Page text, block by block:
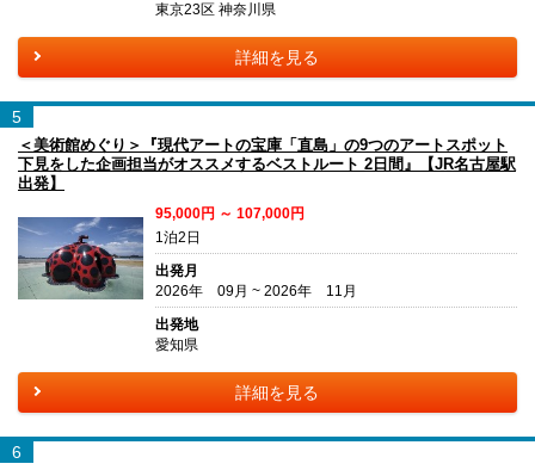
東京23区 神奈川県
詳細を見る
5
＜美術館めぐり＞『現代アートの宝庫「直島」の9つのアートスポット
下見をした企画担当がオススメするベストルート 2日間』【JR名古屋駅
出発】
95,000円 ～ 107,000円
1泊2日
出発月
2026年 09月 ~ 2026年 11月
出発地
愛知県
詳細を見る
6